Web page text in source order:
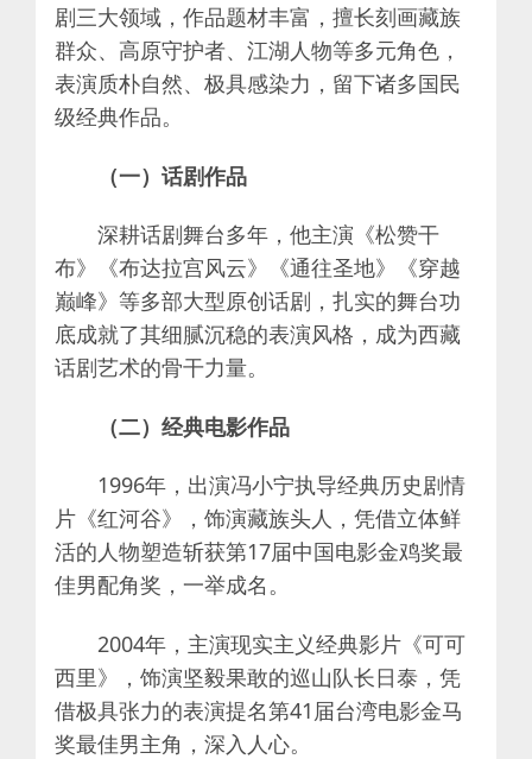
剧三大领域，作品题材丰富，擅长刻画藏族
群众、高原守护者、江湖人物等多元角色，
表演质朴自然、极具感染力，留下诸多国民
级经典作品。
（一）话剧作品
深耕话剧舞台多年，他主演《松赞干
布》《布达拉宫风云》《通往圣地》《穿越
巅峰》等多部大型原创话剧，扎实的舞台功
底成就了其细腻沉稳的表演风格，成为西藏
话剧艺术的骨干力量。
（二）经典电影作品
1996年，出演冯小宁执导经典历史剧情
片《红河谷》，饰演藏族头人，凭借立体鲜
活的人物塑造斩获第17届中国电影金鸡奖最
佳男配角奖，一举成名。
2004年，主演现实主义经典影片《可可
西里》，饰演坚毅果敢的巡山队长日泰，凭
借极具张力的表演提名第41届台湾电影金马
奖最佳男主角，深入人心。